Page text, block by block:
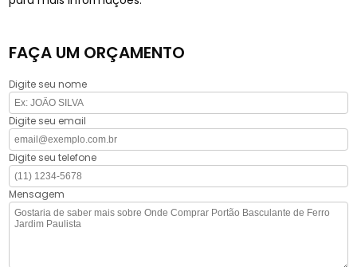
FAÇA UM ORÇAMENTO
Digite seu nome
Digite seu email
Digite seu telefone
Mensagem